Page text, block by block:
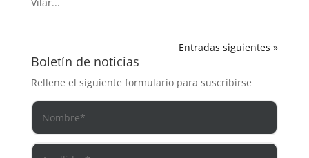
Vilar...
Entradas siguientes »
Boletín de noticias
Rellene el siguiente formulario para suscribirse